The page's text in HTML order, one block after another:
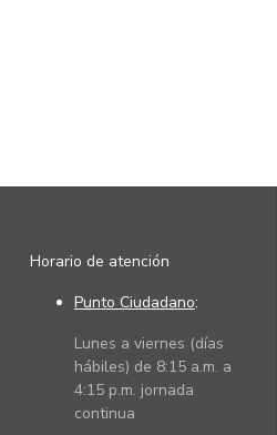
Horario de atención
Punto Ciudadano:
Lunes a viernes (días
hábiles) de 8:15 a.m. a
4:15 p.m. jornada
continua